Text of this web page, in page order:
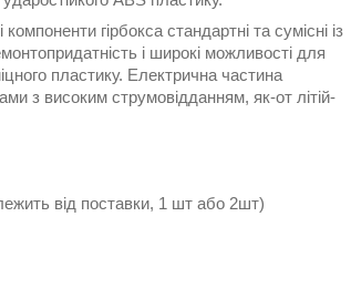
гірбокса стандартні та сумісні із
і широкі можливості для
пластику. Електрична частина
з високим струмовідданням, як-от літій-
від поставки, 1 шт або 2шт)